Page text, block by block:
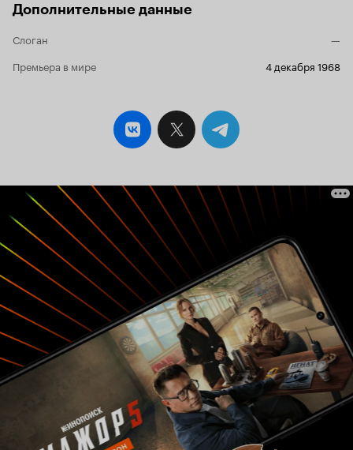
Дополнительные данные
Слоган
—
Премьера в мире
4 декабря 1968